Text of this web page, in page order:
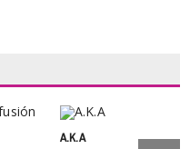
A.K.A